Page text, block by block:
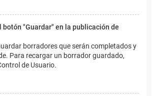
botón "Guardar" en la publicación de
borradores que serán completados y
Para recargar un borrador guardado,
de Usuario.